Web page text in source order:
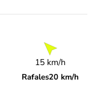
15 km/h
Rafales20 km/h